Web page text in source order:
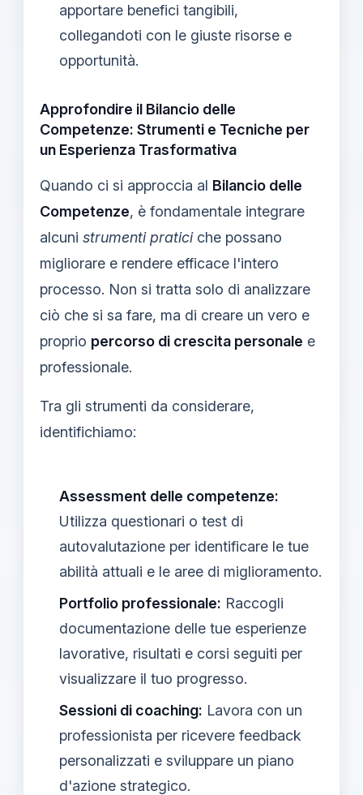
apportare benefici tangibili,
collegandoti con le giuste risorse e
opportunità.
Approfondire il Bilancio delle
Competenze: Strumenti e Tecniche per
un Esperienza Trasformativa
Quando ci si approccia al Bilancio delle
Competenze, è fondamentale integrare
alcuni strumenti praticiche possano
migliorare e rendere efficace l'intero
processo. Non si tratta solo di analizzare
ciò che si sa fare, ma di creare un vero e
proprio percorso di crescita personale e
professionale.
Tra gli strumenti da considerare,
identifichiamo:
Assessment delle competenze:
Utilizza questionari o test di
autovalutazione per identificare le tue
abilità attuali e le aree di miglioramento.
Portfolio professionale: Raccogli
documentazione delle tue esperienze
lavorative, risultati e corsi seguiti per
visualizzare il tuo progresso.
Sessioni di coaching: Lavora con un
professionista per ricevere feedback
personalizzati e sviluppare un piano
d'azione strategico.